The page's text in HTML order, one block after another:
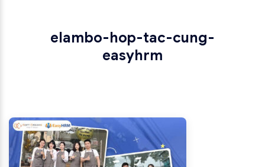
elambo-hop-tac-cung-
easyhrm